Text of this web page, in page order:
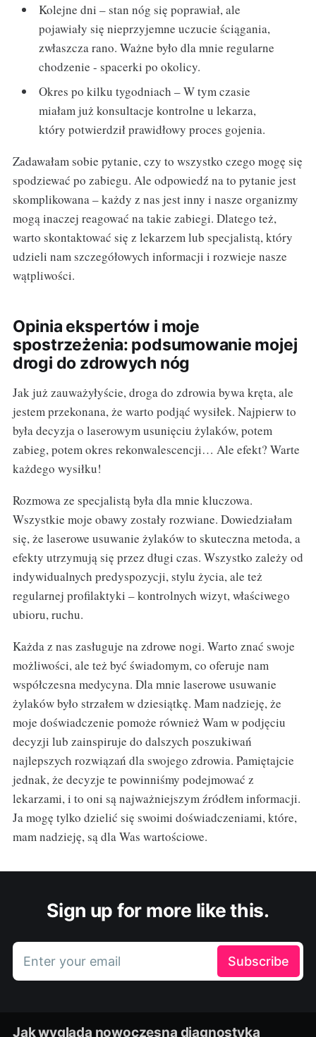
Kolejne dni – stan nóg się poprawiał, ale
pojawiały się nieprzyjemne uczucie ściągania,
zwłaszcza rano. Ważne było dla mnie regularne
chodzenie - spacerki po okolicy.
Okres po kilku tygodniach – W tym czasie
miałam już konsultacje kontrolne u lekarza,
który potwierdził prawidłowy proces gojenia.
Zadawałam sobie pytanie, czy to wszystko czego mogę się
spodziewać po zabiegu. Ale odpowiedź na to pytanie jest
skomplikowana – każdy z nas jest inny i nasze organizmy
mogą inaczej reagować na takie zabiegi. Dlatego też,
warto skontaktować się z lekarzem lub specjalistą, który
udzieli nam szczegółowych informacji i rozwieje nasze
wątpliwości.
Opinia ekspertów i moje
spostrzeżenia: podsumowanie mojej
drogi do zdrowych nóg
Jak już zauważyłyście, droga do zdrowia bywa kręta, ale
jestem przekonana, że warto podjąć wysiłek. Najpierw to
była decyzja o laserowym usunięciu żylaków, potem
zabieg, potem okres rekonwalescencji… Ale efekt? Warte
każdego wysiłku!
Rozmowa ze specjalistą była dla mnie kluczowa.
Wszystkie moje obawy zostały rozwiane. Dowiedziałam
się, że laserowe usuwanie żylaków to skuteczna metoda, a
efekty utrzymują się przez długi czas. Wszystko zależy od
indywidualnych predyspozycji, stylu życia, ale też
regularnej profilaktyki – kontrolnych wizyt, właściwego
ubioru, ruchu.
Każda z nas zasługuje na zdrowe nogi. Warto znać swoje
możliwości, ale też być świadomym, co oferuje nam
współczesna medycyna. Dla mnie laserowe usuwanie
żylaków było strzałem w dziesiątkę. Mam nadzieję, że
moje doświadczenie pomoże również Wam w podjęciu
decyzji lub zainspiruje do dalszych poszukiwań
najlepszych rozwiązań dla swojego zdrowia. Pamiętajcie
jednak, że decyzje te powinniśmy podejmować z
lekarzami, i to oni są najważniejszym źródłem informacji.
Ja mogę tylko dzielić się swoimi doświadczeniami, które,
mam nadzieję, są dla Was wartościowe.
Sign up for more like this.
Enter your email Subscribe
Jak wygląda nowoczesna diagnostyka